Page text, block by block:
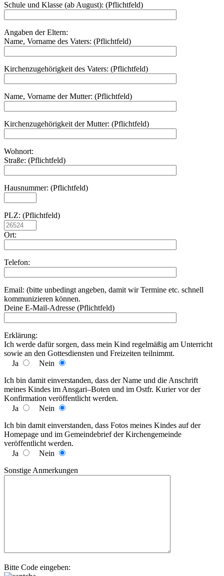
Schule und Klasse (ab August): (Pflichtfeld)
Angaben der Eltern:
Name, Vorname des Vaters: (Pflichtfeld)
Kirchenzugehörigkeit des Vaters: (Pflichtfeld)
Name, Vorname der Mutter: (Pflichtfeld)
Kirchenzugehörigkeit der Mutter: (Pflichtfeld)
Wohnort:
Straße: (Pflichtfeld)
Hausnummer: (Pflichtfeld)
PLZ: (Pflichtfeld)
Ort:
Telefon:
Email: (bitte unbedingt angeben, damit wir Termine etc. schnell
kommunizieren können.
Deine E-Mail-Adresse (Pflichtfeld)
Erklärung:
Ich werde dafür sorgen, dass mein Kind regelmäßig am Unterricht
sowie an den Gottesdiensten und Freizeiten teilnimmt.
Ja
Nein
Ich bin damit einverstanden, dass der Name und die Anschrift
meines Kindes im Ansgari–Boten und im Ostfr. Kurier vor der
Konfirmation veröffentlicht werden.
Ja
Nein
Ich bin damit einverstanden, dass Fotos meines Kindes auf der
Homepage und im Gemeindebrief der Kirchengemeinde
veröffentlicht werden.
Ja
Nein
Sonstige Anmerkungen
Bitte Code eingeben: